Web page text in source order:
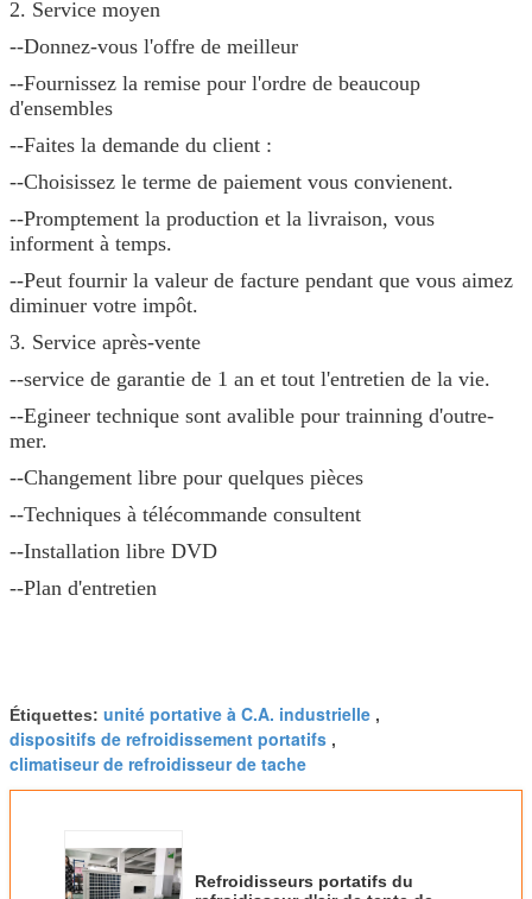
2. Service moyen
--Donnez-vous l'offre de meilleur
--Fournissez la remise pour l'ordre de beaucoup
d'ensembles
--Faites la demande du client :
--Choisissez le terme de paiement vous convienent.
--Promptement la production et la livraison, vous
informent à temps.
--Peut fournir la valeur de facture pendant que vous aimez
diminuer votre impôt.
3. Service après-vente
--service de garantie de 1 an et tout l'entretien de la vie.
--Egineer technique sont avalible pour trainning d'outre-
mer.
--Changement libre pour quelques pièces
--Techniques à télécommande consultent
--Installation libre DVD
--Plan d'entretien
Étiquettes: unité portative à C.A. industrielle ,
dispositifs de refroidissement portatifs ,
climatiseur de refroidisseur de tache
Refroidisseurs portatifs du